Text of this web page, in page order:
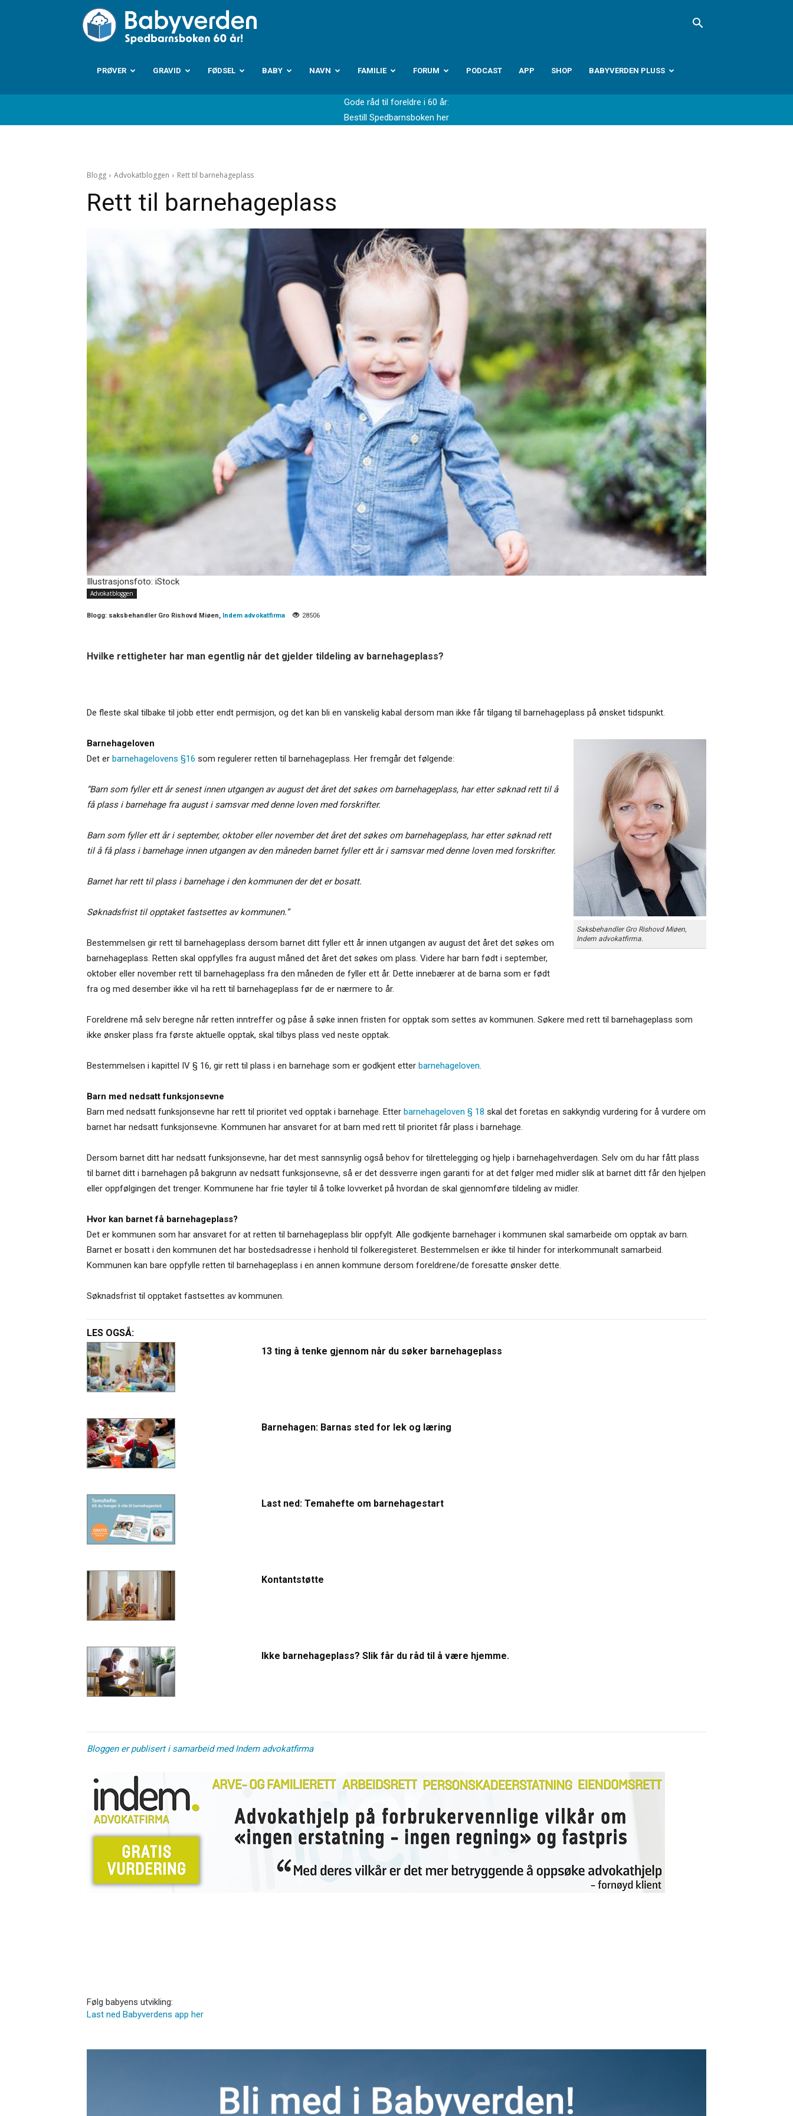
Babyverden.no
PRØVER GRAVID FØDSEL BABY NAVN FAMILIE FORUM PODCAST APP SHOP BABYVERDEN PLUSS
Gode råd til foreldre i 60 år:
Bestill Spedbarnsboken her
Blogg Advokatbloggen Rett til barnehageplass
Rett til barnehageplass
Illustrasjonsfoto: iStock
Advokatbloggen
Blogg: saksbehandler Gro Rishovd Miøen, Indem advokatfirma 28506
Hvilke rettigheter har man egentlig når det gjelder tildeling av barnehageplass?
De fleste skal tilbake til jobb etter endt permisjon, og det kan bli en vanskelig kabal dersom man ikke får tilgang til barnehageplass på ønsket tidspunkt.
Saksbehandler Gro Rishovd Miøen,
Indem advokatfirma.
Barnehageloven
Det er barnehagelovens §16 som regulerer retten til barnehageplass. Her fremgår det følgende:
“Barn som fyller ett år senest innen utgangen av august det året det søkes om barnehageplass, har etter søknad rett til å
få plass i barnehage fra august i samsvar med denne loven med forskrifter.
Barn som fyller ett år i september, oktober eller november det året det søkes om barnehageplass, har etter søknad rett
til å få plass i barnehage innen utgangen av den måneden barnet fyller ett år i samsvar med denne loven med forskrifter.
Barnet har rett til plass i barnehage i den kommunen der det er bosatt.
Søknadsfrist til opptaket fastsettes av kommunen.”
Bestemmelsen gir rett til barnehageplass dersom barnet ditt fyller ett år innen utgangen av august det året det søkes om
barnehageplass. Retten skal oppfylles fra august måned det året det søkes om plass. Videre har barn født i september,
oktober eller november rett til barnehageplass fra den måneden de fyller ett år. Dette innebærer at de barna som er født
fra og med desember ikke vil ha rett til barnehageplass før de er nærmere to år.
Foreldrene må selv beregne når retten inntreffer og påse å søke innen fristen for opptak som settes av kommunen. Søkere med rett til barnehageplass som
ikke ønsker plass fra første aktuelle opptak, skal tilbys plass ved neste opptak.
Bestemmelsen i kapittel IV § 16, gir rett til plass i en barnehage som er godkjent etter barnehageloven.
Barn med nedsatt funksjonsevne
Barn med nedsatt funksjonsevne har rett til prioritet ved opptak i barnehage. Etter barnehageloven § 18 skal det foretas en sakkyndig vurdering for å vurdere om
barnet har nedsatt funksjonsevne. Kommunen har ansvaret for at barn med rett til prioritet får plass i barnehage.
Dersom barnet ditt har nedsatt funksjonsevne, har det mest sannsynlig også behov for tilrettelegging og hjelp i barnehagehverdagen. Selv om du har fått plass
til barnet ditt i barnehagen på bakgrunn av nedsatt funksjonsevne, så er det dessverre ingen garanti for at det følger med midler slik at barnet ditt får den hjelpen
eller oppfølgingen det trenger. Kommunene har frie tøyler til å tolke lovverket på hvordan de skal gjennomføre tildeling av midler.
Hvor kan barnet få barnehageplass?
Det er kommunen som har ansvaret for at retten til barnehageplass blir oppfylt. Alle godkjente barnehager i kommunen skal samarbeide om opptak av barn.
Barnet er bosatt i den kommunen det har bostedsadresse i henhold til folkeregisteret. Bestemmelsen er ikke til hinder for interkommunalt samarbeid.
Kommunen kan bare oppfylle retten til barnehageplass i en annen kommune dersom foreldrene/de foresatte ønsker dette.
Søknadsfrist til opptaket fastsettes av kommunen.
LES OGSÅ:
13 ting å tenke gjennom når du søker barnehageplass
Barnehagen: Barnas sted for lek og læring
Last ned: Temahefte om barnehagestart
Kontantstøtte
Ikke barnehageplass? Slik får du råd til å være hjemme.
Bloggen er publisert i samarbeid med Indem advokatfirma
Følg babyens utvikling:
Last ned Babyverdens app her